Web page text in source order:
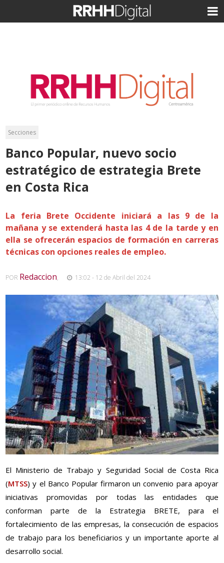
Secciones
Banco Popular, nuevo socio
estratégico de estrategia Brete
en Costa Rica
La feria Brete Occidente iniciará a las 9 de la
mañana y se extenderá hasta las 4 de la tarde y en
ella se ofrecerán espacios de formación en carreras
técnicas con opciones reales de empleo.
POR Redaccion, 13:02 - 12 de Abril del 2024
El Ministerio de Trabajo y Seguridad Social de Costa Rica
(MTSS) y el Banco Popular firmaron un convenio para apoyar
iniciativas promovidas por todas las entidades que
conforman parte de la Estrategia BRETE, para el
fortalecimiento de las empresas, la consecución de espacios
de trabajo para los beneficiarios y un importante aporte al
desarrollo social.